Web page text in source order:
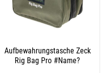
Aufbewahrungstasche Zeck
Rig Bag Pro #Name?